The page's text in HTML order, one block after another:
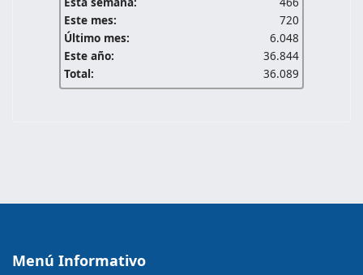
Este mes:
720
Último mes:
6.048
Este año:
36.844
Total:
36.089
Menú Informativo